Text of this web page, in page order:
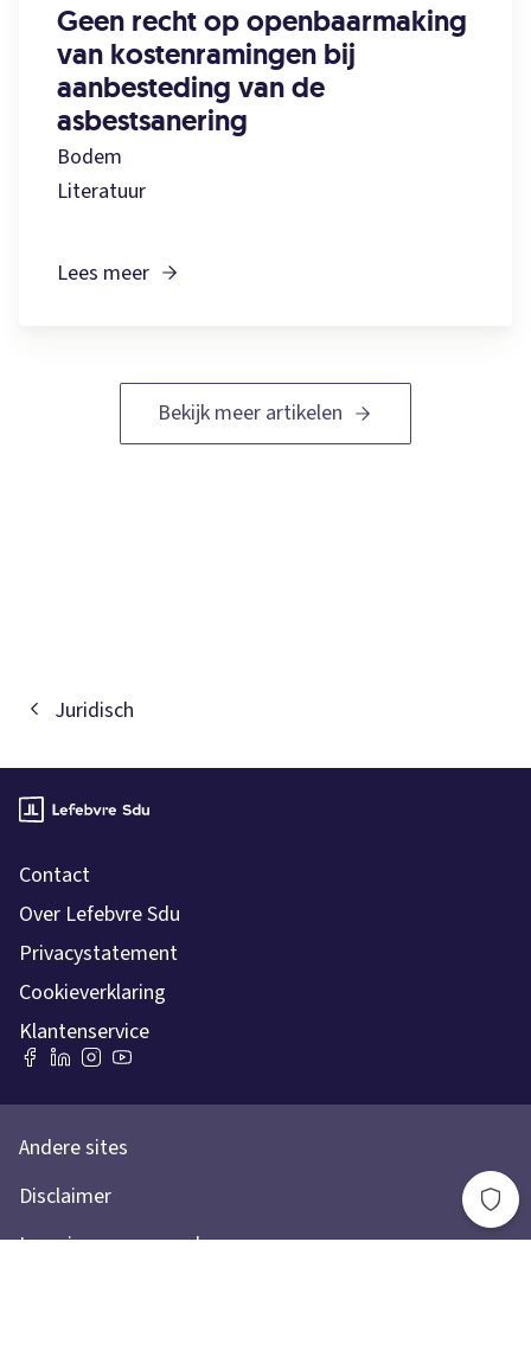
Geen recht op openbaarmaking
van kostenramingen bij
aanbesteding van de
asbestsanering
Bodem
Literatuur
Lees meer
Bekijk meer artikelen
Juridisch
Contact
Over Lefebvre Sdu
Privacystatement
Cookieverklaring
Klantenservice
Andere sites
Disclaimer
Leveringsvoorwaarden